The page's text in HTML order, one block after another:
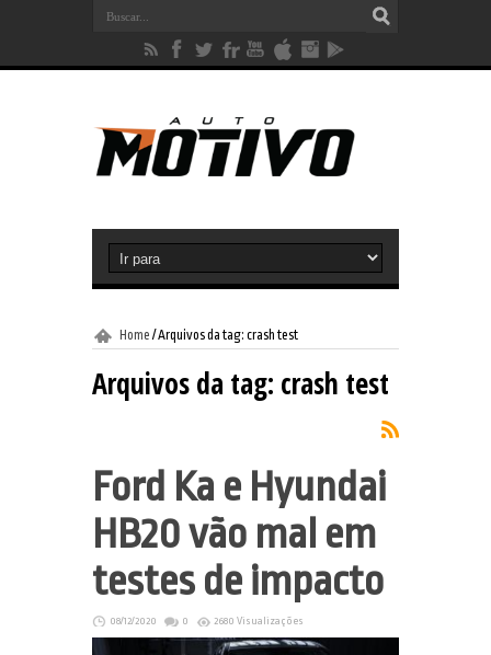
Home /Arquivos da tag: crash test
Arquivos da tag: crash test
Ford Ka e Hyundai
HB20 vão mal em
testes de impacto
08/12/2020 0 2680 Visualizações